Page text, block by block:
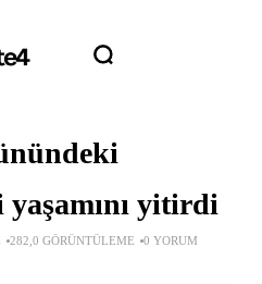
yitirdi
282,0 GÖRÜNTÜLEME 0 YORUM